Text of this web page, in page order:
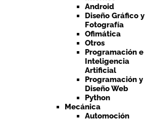
Android
Diseño Gráfico y
Fotografía
Ofimática
Otros
Programación e
Inteligencia
Artificial
Programación y
Diseño Web
Python
Mecánica
Automoción